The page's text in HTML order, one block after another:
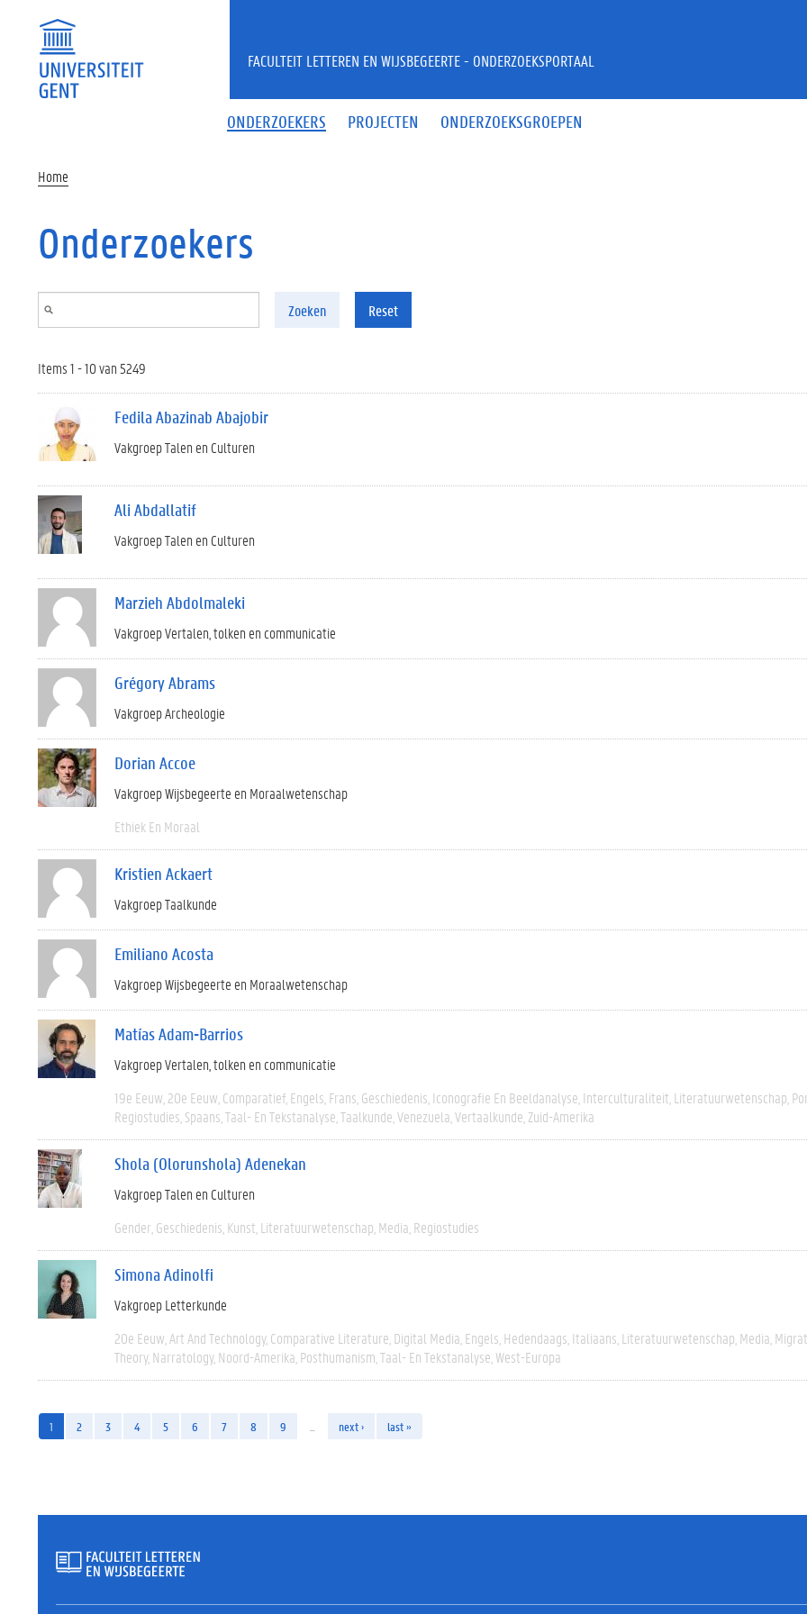
ONDERZOEKERS PROJECTEN ONDERZOEKSGROEPEN
FACULTEIT LETTEREN EN WIJSBEGEERTE - ONDERZOEKSPORTAAL
Home
Onderzoekers
Zoeken Reset
Items 1 - 10 van 5249
Fedila Abazinab Abajobir
Vakgroep Talen en Culturen
Ali Abdallatif
Vakgroep Talen en Culturen
Marzieh Abdolmaleki
Vakgroep Vertalen, tolken en communicatie
Grégory Abrams
Vakgroep Archeologie
Dorian Accoe
Vakgroep Wijsbegeerte en Moraalwetenschap
Ethiek En Moraal
Kristien Ackaert
Vakgroep Taalkunde
Emiliano Acosta
Vakgroep Wijsbegeerte en Moraalwetenschap
Matías Adam-Barrios
Vakgroep Vertalen, tolken en communicatie
19e Eeuw 20e Eeuw Comparatief Engels Frans Geschiedenis Iconografie En Beeldanalyse Interculturaliteit Literatuurwetenschap
Regiostudies Spaans Taal- En Tekstanalyse Taalkunde Venezuela Vertaalkunde Zuid-Amerika
Shola (Olorunshola) Adenekan
Vakgroep Talen en Culturen
Gender Geschiedenis Kunst Literatuurwetenschap Media Regiostudies
Simona Adinolfi
Vakgroep Letterkunde
20e Eeuw Art And Technology Comparative Literature Digital Media Engels Hedendaags Italiaans Literatuurwetenschap Media
Theory Narratology Noord-Amerika Posthumanism Taal- En Tekstanalyse West-Europa
1 2 3 4 5 6 7 8 9 next › last »